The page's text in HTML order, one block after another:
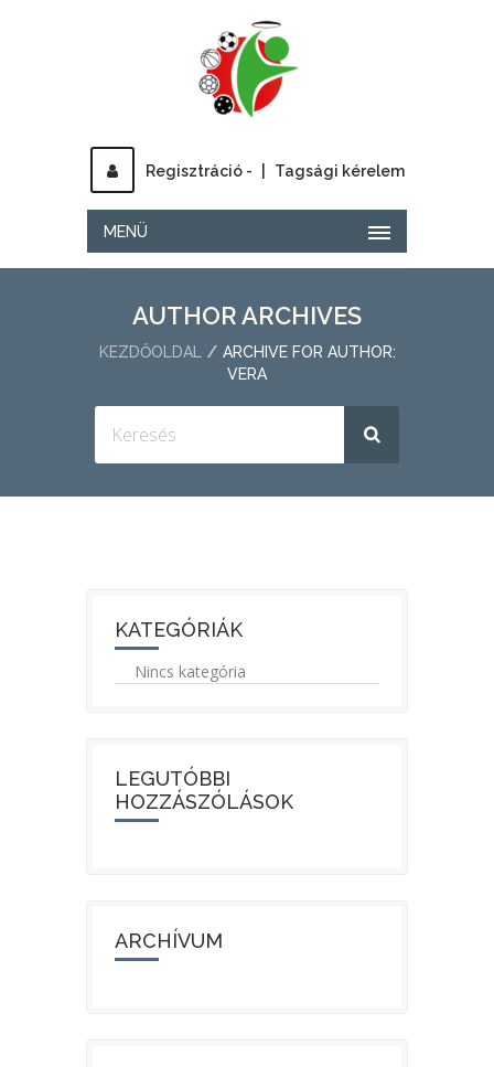
Regisztráció - Tagsági kérelem
MENÜ
AUTHOR ARCHIVES
KEZDŐOLDAL
ARCHIVE FOR AUTHOR:
VERA
KATEGÓRIÁK
Nincs kategória
LEGUTÓBBI
HOZZÁSZÓLÁSOK
ARCHÍVUM